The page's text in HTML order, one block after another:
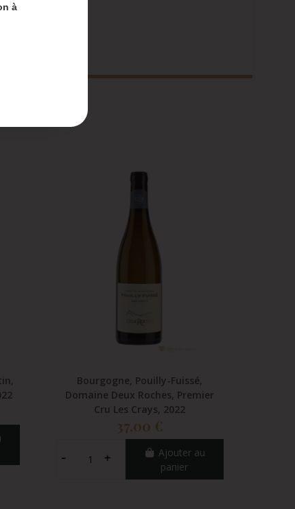
à
Bourgogne, Pouilly-Fuissé,
Domaine Deux Roches, Premier
Cru Les Crays, 2022
37,00 €
Ajouter au
panier